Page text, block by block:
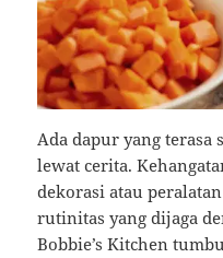
Ada dapur yang
lewat cerita.
dekorasi atau
rutinitas yang dijaga
Bobbie’s Kitchen